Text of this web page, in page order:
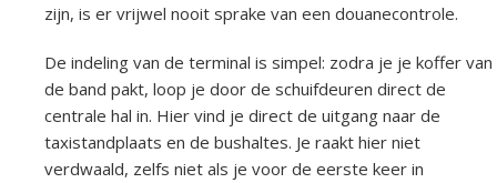
zijn, is er vrijwel nooit sprake van een douanecontrole.
De indeling van de terminal is simpel: zodra je je koffer van
de band pakt, loop je door de schuifdeuren direct de
centrale hal in. Hier vind je direct de uitgang naar de
taxistandplaats en de bushaltes. Je raakt hier niet
verdwaald, zelfs niet als je voor de eerste keer in